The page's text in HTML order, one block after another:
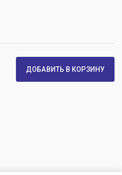
ДОБАВИТЬ В КОРЗИНУ